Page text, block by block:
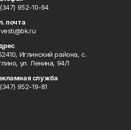
952-10-64
почта
Иглинский района, с.
ул. Ленина, 94/1
служба
952-19-81